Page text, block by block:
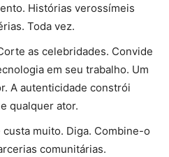
Histórias verossímeis
Toda vez.
as celebridades. Convide
em seu trabalho. Um
A autenticidade constrói
qualquer ator.
custa muito. Diga. Combine-o
comunitárias.